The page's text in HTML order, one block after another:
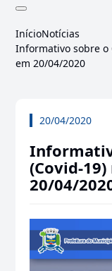
InícioNotícias
Informativo sobre o
em 20/04/2020
20/04/2020
(Covid-
20/04/